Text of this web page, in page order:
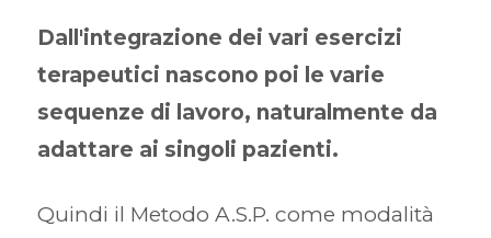
Dall'integrazione dei vari esercizi
terapeutici nascono poi le varie
sequenze di lavoro, naturalmente da
adattare ai singoli pazienti.
Quindi il Metodo A.S.P. come modalità